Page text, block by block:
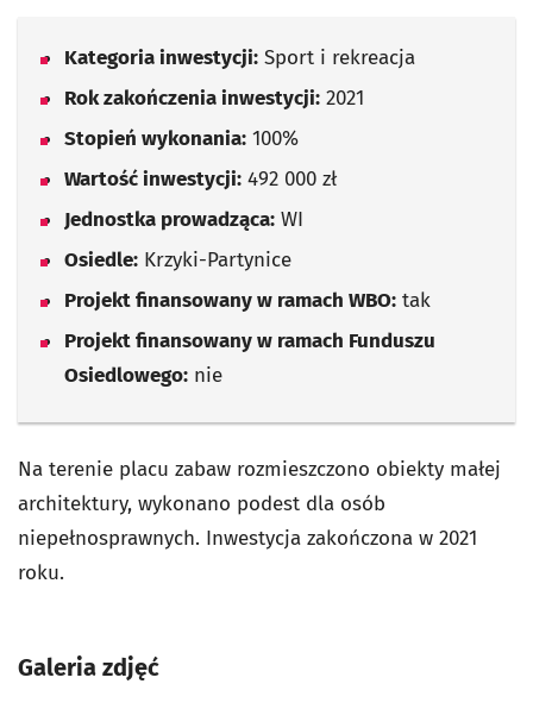
Kategoria inwestycji: Sport i rekreacja
Rok zakończenia inwestycji: 2021
Stopień wykonania: 100%
Wartość inwestycji: 492 000 zł
Jednostka prowadząca: WI
Osiedle: Krzyki-Partynice
Projekt finansowany w ramach WBO: tak
Projekt finansowany w ramach Funduszu
Osiedlowego: nie
Na terenie placu zabaw rozmieszczono obiekty małej
architektury, wykonano podest dla osób
niepełnosprawnych. Inwestycja zakończona w 2021
roku.
Galeria zdjęć